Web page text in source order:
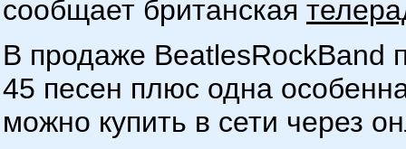
сообщает британская
В продаже BeatlesRockBand
45 песен плюс одна
можно купить в сети через